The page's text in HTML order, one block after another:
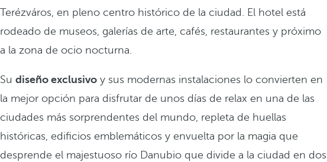
Terézváros, en pleno centro histórico de la ciudad. El hotel está
rodeado de museos, galerías de arte, cafés, restaurantes y próximo
a la zona de ocio nocturna.
Su diseño exclusivo y sus modernas instalaciones lo convierten en
la mejor opción para disfrutar de unos días de relax en una de las
ciudades más sorprendentes del mundo, repleta de huellas
históricas, edificios emblemáticos y envuelta por la magia que
desprende el majestuoso río Danubio que divide a la ciudad en dos